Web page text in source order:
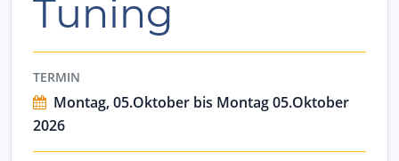
Tuning
TERMIN
Montag, 05.Oktober bis Montag 05.Oktober
2026